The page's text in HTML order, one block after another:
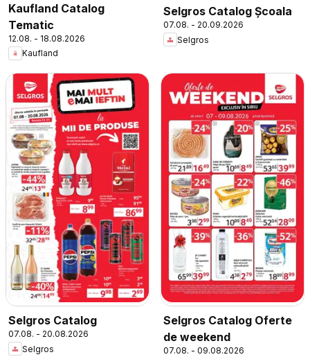
Kaufland Catalog
Tematic
12.08. - 18.08.2026
Kaufland
Selgros Catalog Şcoala
07.08. - 20.09.2026
Selgros
Selgros Catalog
07.08. - 20.08.2026
Selgros
Selgros Catalog Oferte
de weekend
07.08. - 09.08.2026